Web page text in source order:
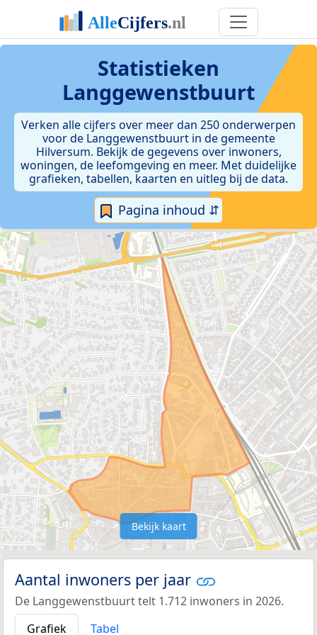
Statistieken
Langgewenstbuurt
Verken alle cijfers over meer dan 250 onderwerpen
voor de Langgewenstbuurt in de gemeente
Hilversum. Bekijk de gegevens over inwoners,
woningen, de leefomgeving en meer. Met duidelijke
grafieken, tabellen, kaarten en uitleg bij de data.
Pagina inhoud ⇵
Bekijk kaart
Aantal inwoners per jaar
De Langgewenstbuurt telt 1.712 inwoners in 2026.
Grafiek
Tabel